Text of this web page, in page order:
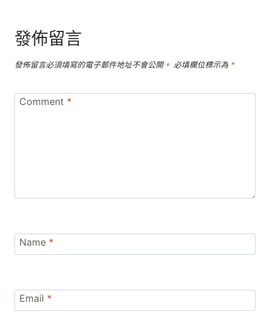
發佈留言
發佈留言必須填寫的電子郵件地址不會公開。 必填欄位標示為 *
Comment *
Name *
Email *